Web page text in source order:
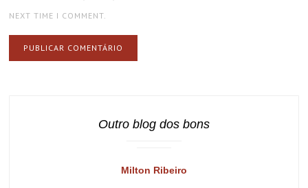
NEXT TIME I COMMENT.
Outro blog dos bons
Milton Ribeiro